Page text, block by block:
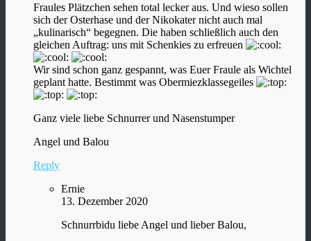
Fraules Plätzchen sehen total lecker aus. Und wieso sollen
sich der Osterhase und der Nikokater nicht auch mal
„kulinarisch“ begegnen. Die haben schließlich auch den
gleichen Auftrag: uns mit Schenkies zu erfreuen
Wir sind schon ganz gespannt, was Euer Fraule als Wichtel
geplant hatte. Bestimmt was Obermiezklassegeiles
Ganz viele liebe Schnurrer und Nasenstumper
Angel und Balou
Reply
Ernie
13. Dezember 2020
Schnurrbidu liebe Angel und lieber Balou,